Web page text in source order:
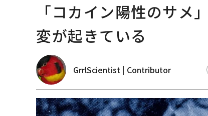
「コカイン陽性のサメ
変が起きている
GrrlScientist | Contributor